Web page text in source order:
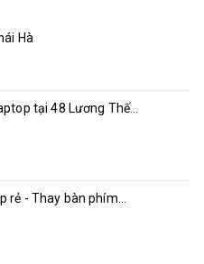
Hà
tại 48 Lương Thế...
rẻ - Thay bàn phím...